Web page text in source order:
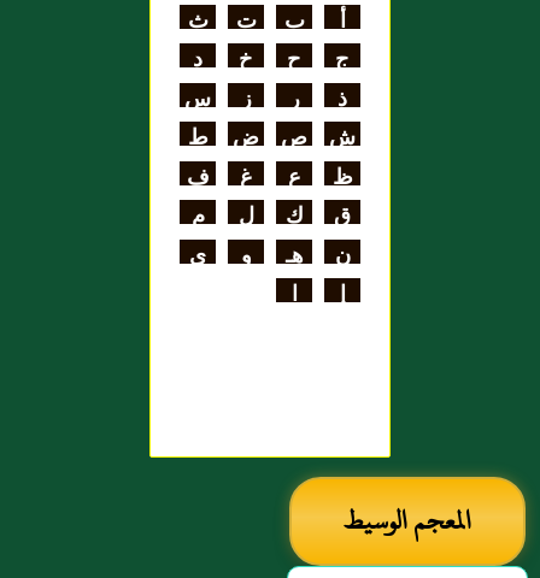
علي بن الحسن
الهنائي الأزدي
أ ب ت
ث
ج
ح خ
د
ذ
ر ز
س
ش ص ض
ط
ظ
ع غ
ف
ق
ك ل
م
ن
هـ و
ي
إ
ا
المعجم الوسيط